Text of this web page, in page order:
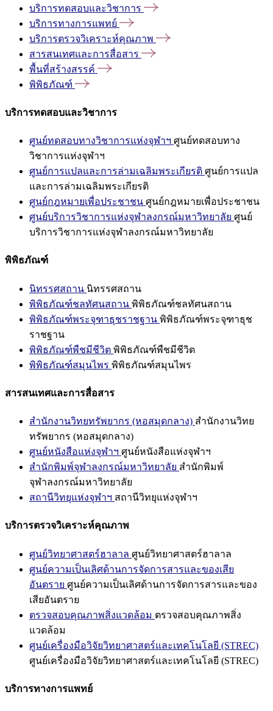
บริการทดสอบและวิชาการ
บริการทางการแพทย์
บริการตรวจวิเคราะห์คุณภาพ
สารสนเทศและการสื่อสาร
พื้นที่สร้างสรรค์
พิพิธภัณฑ์
บริการทดสอบและวิชาการ
ศูนย์ทดสอบทางวิชาการแห่งจุฬาฯ ศูนย์ทดสอบทาง
วิชาการแห่งจุฬาฯ
ศูนย์การแปลและการล่ามเฉลิมพระเกียรติ ศูนย์การแปล
และการล่ามเฉลิมพระเกียรติ
ศูนย์กฎหมายเพื่อประชาชน ศูนย์กฎหมายเพื่อประชาชน
ศูนย์บริการวิชาการแห่งจุฬาลงกรณ์มหาวิทยาลัย ศูนย์
บริการวิชาการแห่งจุฬาลงกรณ์มหาวิทยาลัย
พิพิธภัณฑ์
นิทรรศสถาน นิทรรศสถาน
พิพิธภัณฑ์ชลทัศนสถาน พิพิธภัณฑ์ชลทัศนสถาน
พิพิธภัณฑ์พระจุฑาธุชราชฐาน พิพิธภัณฑ์พระจุฑาธุช
ราชฐาน
พิพิธภัณฑ์พืชมีชีวิต พิพิธภัณฑ์พืชมีชีวิต
พิพิธภัณฑ์สมุนไพร พิพิธภัณฑ์สมุนไพร
สารสนเทศและการสื่อสาร
สำนักงานวิทยทรัพยากร (หอสมุดกลาง) สำนักงานวิทย
ทรัพยากร (หอสมุดกลาง)
ศูนย์หนังสือแห่งจุฬาฯ ศูนย์หนังสือแห่งจุฬาฯ
สำนักพิมพ์จุฬาลงกรณ์มหาวิทยาลัย สำนักพิมพ์
จุฬาลงกรณ์มหาวิทยาลัย
สถานีวิทยุแห่งจุฬาฯ สถานีวิทยุแห่งจุฬาฯ
บริการตรวจวิเคราะห์คุณภาพ
ศูนย์วิทยาศาสตร์ฮาลาล ศูนย์วิทยาศาสตร์ฮาลาล
ศูนย์ความเป็นเลิศด้านการจัดการสารและของเสีย
อันตราย ศูนย์ความเป็นเลิศด้านการจัดการสารและของ
เสียอันตราย
ตรวจสอบคุณภาพสิ่งแวดล้อม ตรวจสอบคุณภาพสิ่ง
แวดล้อม
ศูนย์เครื่องมือวิจัยวิทยาศาสตร์และเทคโนโลยี (STREC)
ศูนย์เครื่องมือวิจัยวิทยาศาสตร์และเทคโนโลยี (STREC)
บริการทางการแพทย์